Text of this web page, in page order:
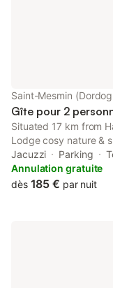
Saint-Mesmin
Gîte pour 2
Situated 17 km from
Lodge cosy nature &
Mesmin with access
the property provides
Jacuzzi Parking
Annulation gratuite
dès 185 € par nuit